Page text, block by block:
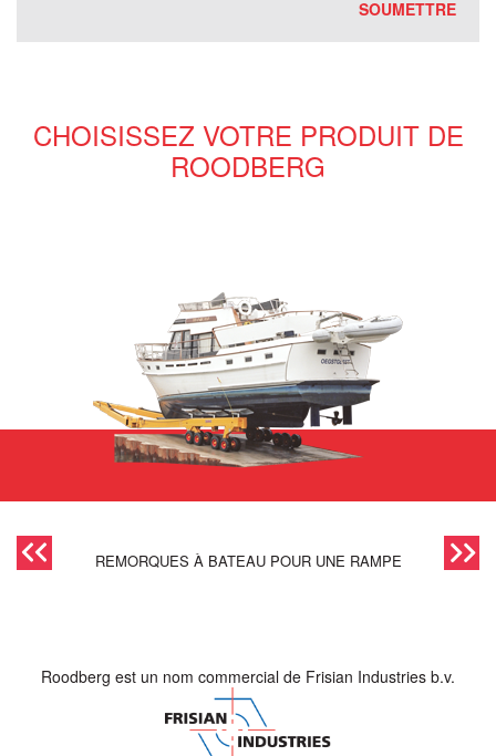
CHOISISSEZ VOTRE PRODUIT DE
ROODBERG
REMORQUES À BATEAU POUR UNE RAMPE
Roodberg est un nom commercial de Frisian Industries b.v.